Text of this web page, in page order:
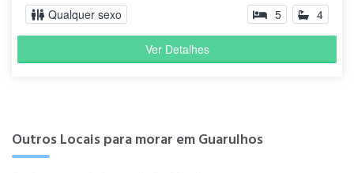
Qualquer sexo 5 4
Ver Detalhes
Outros Locais para morar em Guarulhos